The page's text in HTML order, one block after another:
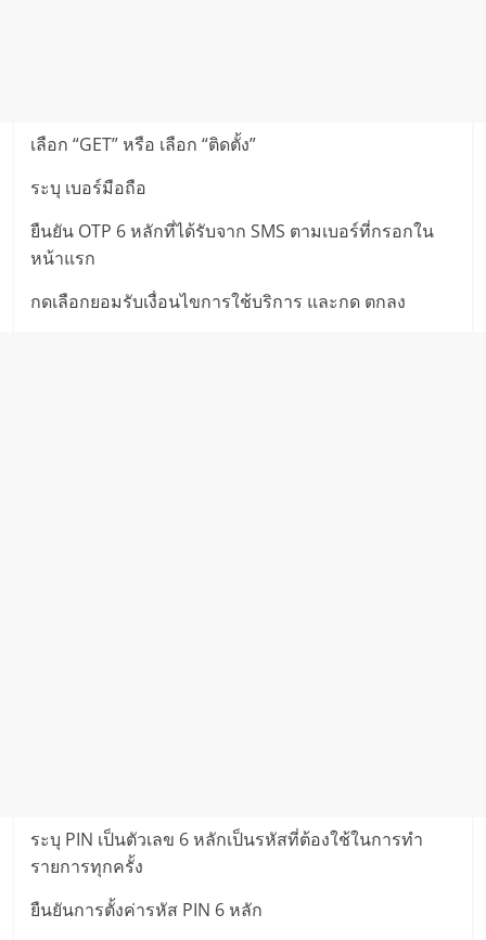
เลือก “GET” หรือ เลือก “ติดตั้ง”
ระบุ เบอร์มือถือ
ยืนยัน OTP 6 หลักที่ได้รับจาก SMS ตามเบอร์ที่กรอกใน
หน้าแรก
กดเลือกยอมรับเงื่อนไขการใช้บริการ และกด ตกลง
ระบุ PIN เป็นตัวเลข 6 หลักเป็นรหัสที่ต้องใช้ในการทำ
รายการทุกครั้ง
ยืนยันการตั้งค่ารหัส PIN 6 หลัก